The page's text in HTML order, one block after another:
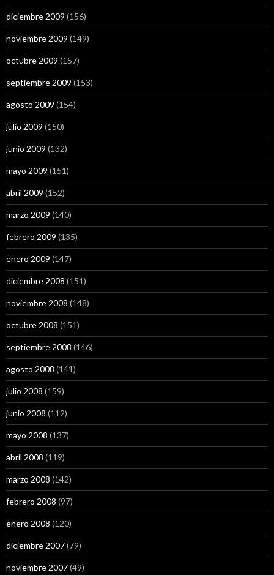
diciembre 2009 (156)
noviembre 2009 (149)
octubre 2009 (157)
septiembre 2009 (153)
agosto 2009 (154)
julio 2009 (150)
junio 2009 (132)
mayo 2009 (151)
abril 2009 (152)
marzo 2009 (140)
febrero 2009 (135)
enero 2009 (147)
diciembre 2008 (151)
noviembre 2008 (148)
octubre 2008 (151)
septiembre 2008 (146)
agosto 2008 (141)
julio 2008 (159)
junio 2008 (112)
mayo 2008 (137)
abril 2008 (119)
marzo 2008 (142)
febrero 2008 (97)
enero 2008 (120)
diciembre 2007(79)
noviembre 2007(49)